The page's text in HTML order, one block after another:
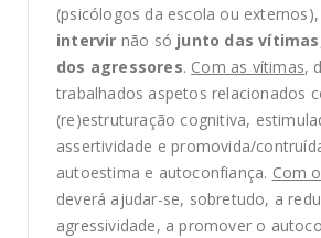
(psicólogos da escola ou
intervir não só junto das vítimas
dos agressores. Com as vítimas,
trabalhados aspetos relacionados
(re)estruturação cognitiva,
assertividade e promovida/
autoestima e autoconfiança. Com
deverá ajudar-se, sobretudo, a
agressividade, a promover o